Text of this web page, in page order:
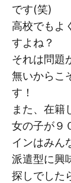
です(笑)
高校でもよ
すよね？
それは問題
無いからこ
す！
また、在籍
女の子が９
インはみん
派遣型に興
探しでした